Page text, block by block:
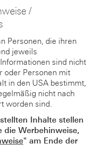
/
Personen, die ihren
jeweils
sind nicht
oder Personen mit
in den USA bestimmt,
nicht nach
worden sind.
Inhalte stellen
die Werbehinweise,
" am Ende der